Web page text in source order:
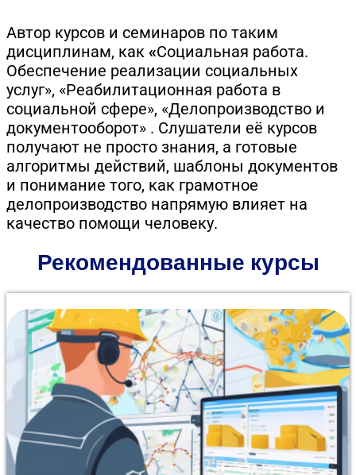
Автор курсов и семинаров по таким
дисциплинам, как «Социальная работа.
Обеспечение реализации социальных
услуг», «Реабилитационная работа в
социальной сфере», «Делопроизводство и
документооборот» . Слушатели её курсов
получают не просто знания, а готовые
алгоритмы действий, шаблоны документов
и понимание того, как грамотное
делопроизводство напрямую влияет на
качество помощи человеку.
Рекомендованные курсы
Курс повышения квалификации объемом 120
академических часов разработан для инженеров-
сметчиков, специалистов по ценообразованию и
представителей технических заказчиков. Обучение
организовано в дистанционном формате в
Донецке. Программа охватывает современную
нормативную базу, экономические аспекты
сметной стоимости, методики оценки ресурсов и
проведение конъюнктурного анализа. Слушатели
изучают специфику расчетов на монтаж и